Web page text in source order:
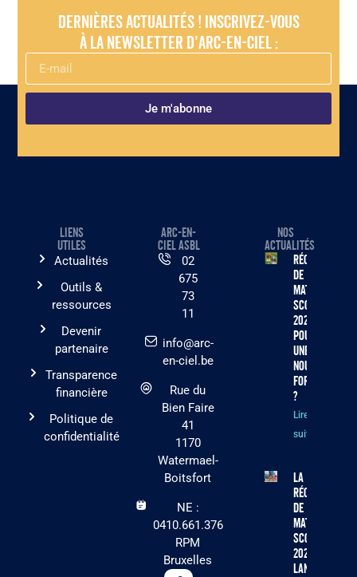
Dernières actualités ! Inscrivez-vous
à la newsletter d’Arc-en-Ciel :
Je m'abonne
LIENS
UTILES
Actualités
Outils &
ressources
Devenir
partenaire
Transparence
financière
Politique de
confidentialité
ARC-EN-
CIEL ASBL
02
675
73
11
info@arc-
en-ciel.be
Rue du
Bien Faire
41
1170
Watermael-
Boitsfort
NE :
0410.661.376
RPM
Bruxelles
NOS
ACTUALITÉS
Récolte
de
matériel
scolaire
2026 :
pourquoi
une
nouvelle
formule
?
Lire la
suite »
La
récolte
de
matériel
scolaire
2026 est
lancée !